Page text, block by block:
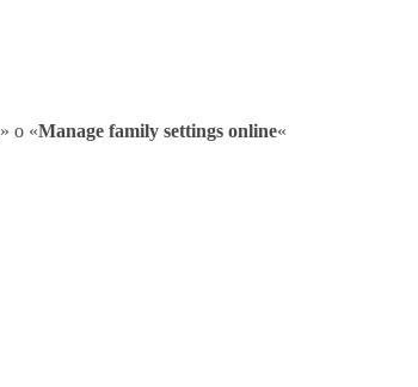
» o «Manage family settings online«